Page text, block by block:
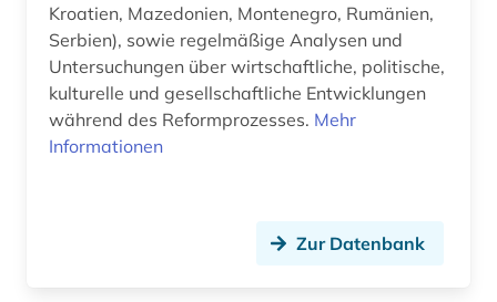
Kroatien, Mazedonien, Montenegro, Rumänien,
Serbien), sowie regelmäßige Analysen und
Untersuchungen über wirtschaftliche, politische,
kulturelle und gesellschaftliche Entwicklungen
während des Reformprozesses. Mehr
Informationen
Zur Datenbank